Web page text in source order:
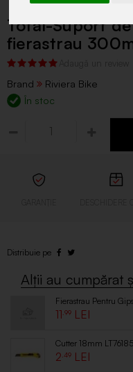
Total-Suport
fierastrau
Brand
Riviera Bike
În stoc
Fierastrau Pentru
11 .99
Cutter 18mm LT76185
2 .49